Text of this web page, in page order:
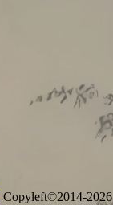
Copyleft©2014-2026